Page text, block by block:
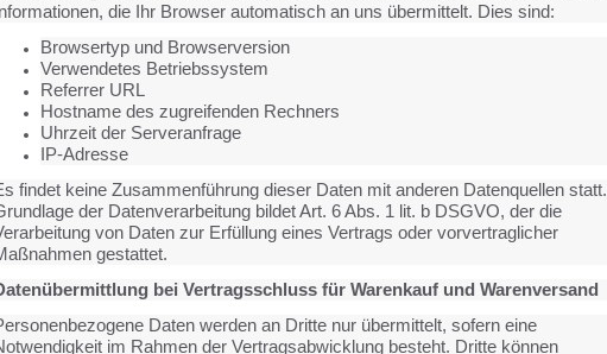
die Ihr Browser automatisch an uns übermittelt. Dies sind:
Browsertyp und Browserversion
Verwendetes Betriebssystem
Referrer URL
Hostname des zugreifenden Rechners
Uhrzeit der Serveranfrage
IP-Adresse
findet keine Zusammenführung dieser Daten mit anderen Datenquellen statt.
der Datenverarbeitung bildet Art. 6 Abs. 1 lit. b DSGVO, der die
von Daten zur Erfüllung eines Vertrags oder vorvertraglicher
gestattet.
bei Vertragsschluss für Warenkauf und Warenversand
Daten werden an Dritte nur übermittelt, sofern eine
im Rahmen der Vertragsabwicklung besteht. Dritte können